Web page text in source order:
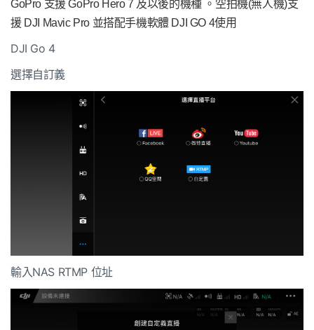
GoPro 支援 GoPro Hero 7 及以後的機種 。空拍機(無人機)支
援 DJI Mavic Pro 並搭配手機軟體 DJI GO 4使用
DJI Go 4
選擇自訂義
輸入NAS RTMP 位址